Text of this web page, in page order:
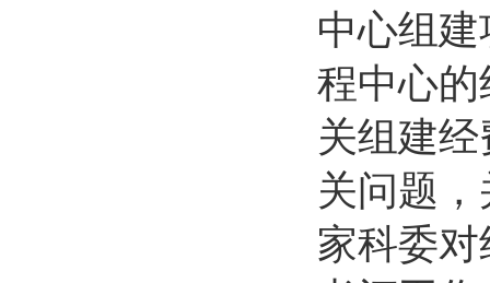
中心组
程中心
关组建
关问题
家科委